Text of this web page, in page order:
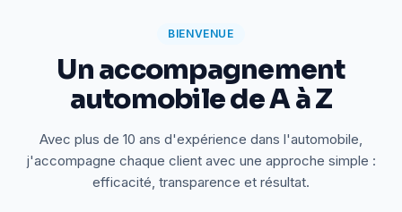
BIENVENUE
Un accompagnement
automobile de A à Z
Avec plus de 10 ans d'expérience dans l'automobile,
j'accompagne chaque client avec une approche simple :
efficacité, transparence et résultat.